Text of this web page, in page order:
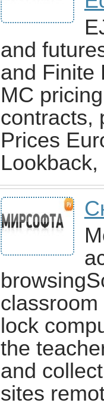
and
and Finite
MC
contracts,
Prices
lock
the
and
sites